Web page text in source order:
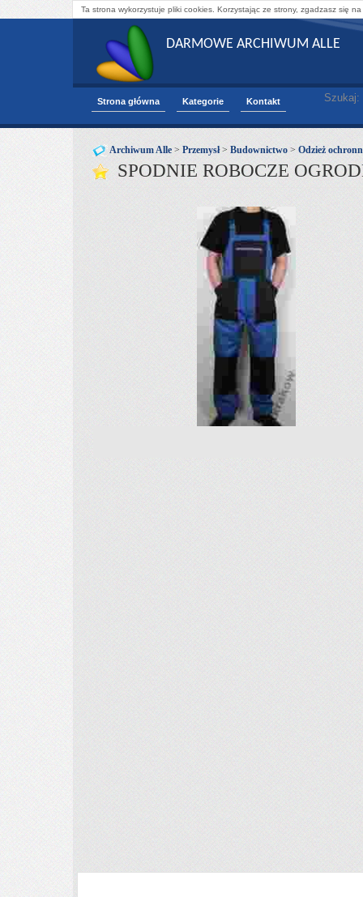
Ta strona wykorzystuje pliki cookies. Korzystając ze strony, zgadzasz się
DARMOWE ARCHIWUM ALLE
Strona główna Kategorie Kontakt Szukaj:
Archiwum Alle > Przemysł> Budownictwo > Odzież
SPODNIE ROBOCZE